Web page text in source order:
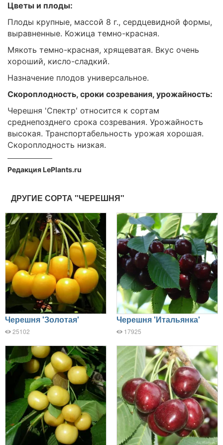
Цветы и плоды:
Плоды крупные, массой 8 г., сердцевидной формы,
выравненные. Кожица темно-красная.
Мякоть темно-красная, хрящеватая. Вкус очень
хороший, кисло-сладкий.
Назначение плодов универсальное.
Скороплодность, сроки созревания, урожайность:
Черешня 'Спектр' относится к сортам
среднепозднего срока созревания. Урожайность
высокая. Транспортабельность урожая хорошая.
Скороплодность низкая.
Редакция LePlants.ru
ДРУГИЕ СОРТА "ЧЕРЕШНЯ"
Черешня 'Золотая'
25102
Черешня 'Итальянка'
17925